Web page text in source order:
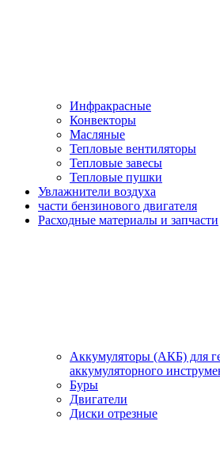
Инфракрасные
Конвекторы
Масляные
Тепловые вентиляторы
Тепловые завесы
Тепловые пушки
Увлажнители воздуха
части бензинового двигателя
Расходные материалы и запчасти
Аккумуляторы (АКБ) для
аккумуляторного
Буры
Двигатели
Диски отрезные